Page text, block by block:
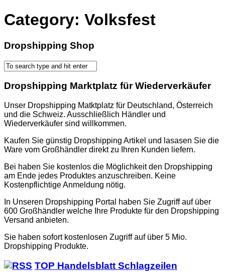
Category: Volksfest
Dropshipping Shop
Dropshipping Marktplatz für Wiederverkäufer
Unser Dropshipping Matktplatz für Deutschland, Österreich
und die Schweiz. Ausschließlich Händler und
Wiederverkäufer sind willkommen.
Kaufen Sie günstig Dropshipping Artikel und lasasen Sie die
Ware vom Großhändler direkt zu Ihren Kunden liefern.
Bei haben Sie kostenlos die Möglichkeit den Dropshipping
am Ende jedes Produktes anzuschreiben. Keine
Kostenpflichtige Anmeldung nötig.
In Unseren Dropshipping Portal haben Sie Zugriff auf über
600 Großhändler welche Ihre Produkte für den Dropshipping
Versand anbieten.
Sie haben sofort kostenlosen Zugriff auf über 5 Mio.
Dropshipping Produkte.
TOP Handelsblatt Schlagzeilen